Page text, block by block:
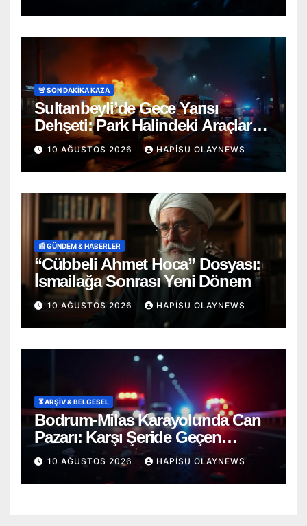
🚨 SON DAKİKA KAZA
Sultanbeyli’de Gece Yarısı
Dehşeti: Park Halindeki Araçlara
Çarpan Otomobil Alev Alev
Yandı!
10 AĞUSTOS 2026 HAPISU OLAYNEWS
📰 GÜNDEM & HABERLER
“Cübbeli Ahmet Hoca” Dosyası:
İsmailağa Sonrası Yeni Dönem
10 AĞUSTOS 2026 HAPISU OLAYNEWS
⏳ ARŞİV & BELGESEL
Bodrum-Milas Karayolunda Can
Pazarı: Karşı Şeride Geçen
Otomobil Katliam Gibi Kazaya Yol
Açtı!
10 AĞUSTOS 2026 HAPISU OLAYNEWS